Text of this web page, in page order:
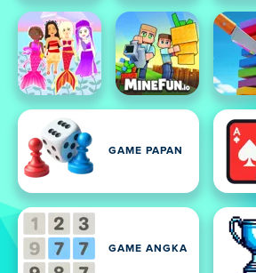
GAME PAPAN
GAME ANGKA